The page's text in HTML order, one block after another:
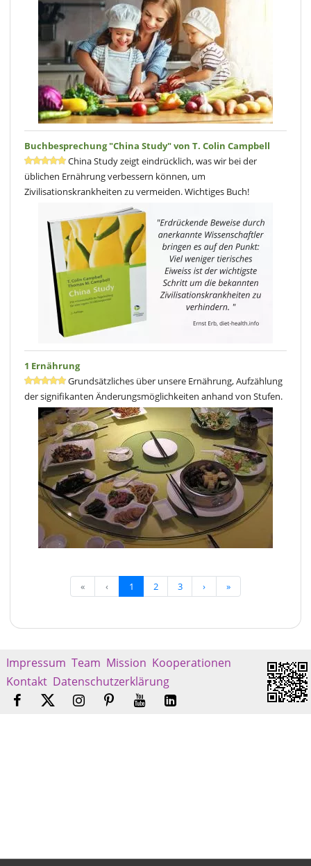
Buchbesprechung "China Study" von T. Colin Campbell
China Study zeigt eindrücklich, was wir bei der
üblichen Ernährung verbessern können, um
Zivilisationskrankheiten zu vermeiden. Wichtiges Buch!
1 Ernährung
Grundsätzliches über unsere Ernährung, Aufzählung
der signifikanten Änderungsmöglichkeiten anhand von Stufen.
« ‹ 1 2 3 › »
Impressum Team Mission Kooperationen
Kontakt Datenschutzerklärung